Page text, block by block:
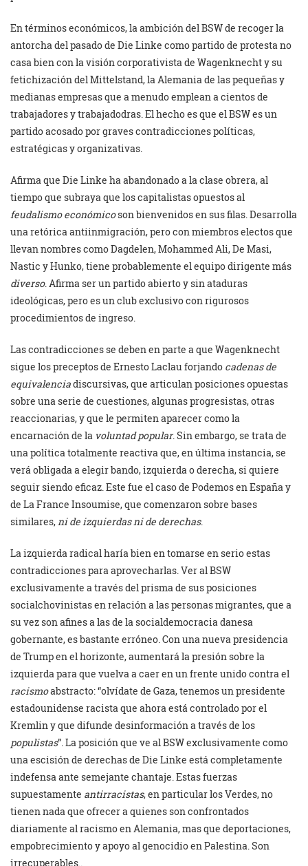
En términos económicos, la ambición del BSW de recoger la
antorcha del pasado de Die Linke como partido de protesta no
casa bien con la visión corporativista de Wagenknecht y su
fetichización del Mittelstand, la Alemania de las pequeñas y
medianas empresas que a menudo emplean a cientos de
trabajadores y trabajadodras. El hecho es que el BSW es un
partido acosado por graves contradicciones políticas,
estratégicas y organizativas.
Afirma que Die Linke ha abandonado a la clase obrera, al
tiempo que subraya que los capitalistas opuestos al
feudalismo económicoson bienvenidos en sus filas. Desarrolla
una retórica antiinmigración, pero con miembros electos que
llevan nombres como Dagdelen, Mohammed Ali, De Masi,
Nastic y Hunko, tiene probablemente el equipo dirigente más
diverso. Afirma ser un partido abierto y sin ataduras
ideológicas, pero es un club exclusivo con rigurosos
procedimientos de ingreso.
Las contradicciones se deben en parte a que Wagenknecht
sigue los preceptos de Ernesto Laclau forjando cadenas de
equivalenciadiscursivas, que articulan posiciones opuestas
sobre una serie de cuestiones, algunas progresistas, otras
reaccionarias, y que le permiten aparecer como la
encarnación de la voluntad popular. Sin embargo, se trata de
una política totalmente reactiva que, en última instancia, se
verá obligada a elegir bando, izquierda o derecha, si quiere
seguir siendo eficaz. Este fue el caso de Podemos en España y
de La France Insoumise, que comenzaron sobre bases
similares, ni de izquierdas ni de derechas.
La izquierda radical haría bien en tomarse en serio estas
contradicciones para aprovecharlas. Ver al BSW
exclusivamente a través del prisma de sus posiciones
socialchovinistas en relación a las personas migrantes, que a
su vez son afines a las de la socialdemocracia danesa
gobernante, es bastante erróneo. Con una nueva presidencia
de Trump en el horizonte, aumentará la presión sobre la
izquierda para que vuelva a caer en un frente unido contra el
racismoabstracto: “olvídate de Gaza, tenemos un presidente
estadounidense racista que ahora está controlado por el
Kremlin y que difunde desinformación a través de los
populistas”. La posición que ve al BSW exclusivamente como
una escisión de derechas de Die Linke está completamente
indefensa ante semejante chantaje. Estas fuerzas
supuestamente antirracistas, en particular los Verdes, no
tienen nada que ofrecer a quienes son confrontados
diariamente al racismo en Alemania, mas que deportaciones,
empobrecimiento y apoyo al genocidio en Palestina. Son
irrecuperables..